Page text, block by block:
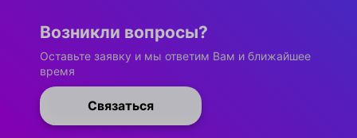
Возникли вопросы?
Оставьте заявку и мы ответим Вам и ближайшее
время
Связаться